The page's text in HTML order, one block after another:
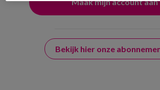
Bekijk hier onze